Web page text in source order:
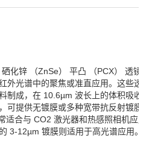
化锌 （ZnSe） 平凸 （PCX） 透镜
外光谱中的聚焦或准直应用。这些透
制成，在 10.6µm 波长上的体积吸收
可提供无镀膜或多种宽带抗反射镀膜
适合与 CO2 激光器和热感照相机应用
3-12µm 镀膜则适用于高光谱应用。